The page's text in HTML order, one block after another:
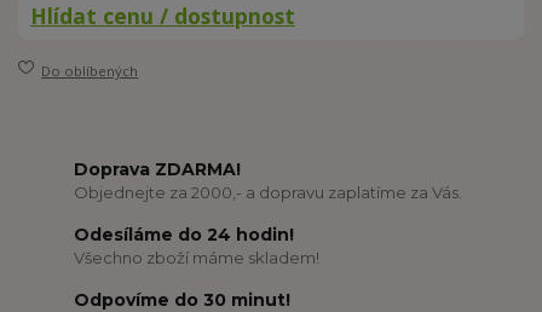
Hlídat cenu / dostupnost
Do oblíbených
Doprava ZDARMA!
Objednejte za 2000,- a dopravu zaplatíme za Vás.
Odesíláme do 24 hodin!
Všechno zboží máme skladem!
Odpovíme do 30 minut!